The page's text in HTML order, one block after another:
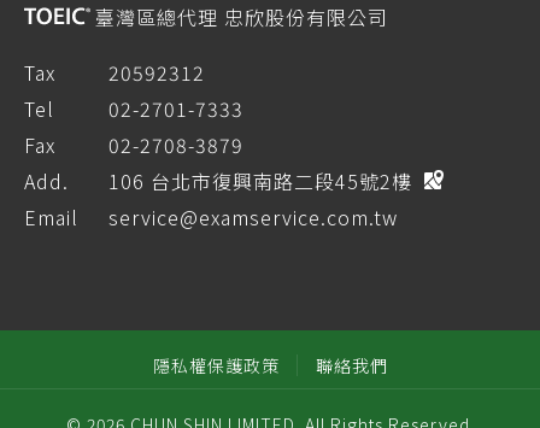
臺灣區總代理 忠欣股份有限公司
Tax
20592312
Tel
02-2701-7333
Fax
02-2708-3879
Add.
106 台北市復興南路二段45號2樓
Email
service@examservice.com.tw
隱私權保護政策 聯絡我們